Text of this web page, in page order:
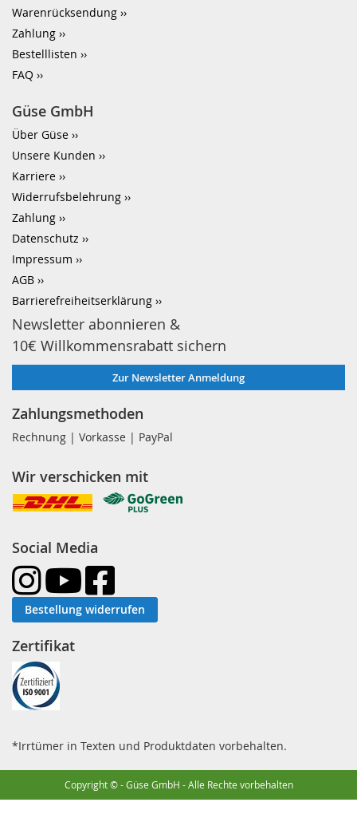
Warenrücksendung
Zahlung
Bestelllisten
FAQ
Güse GmbH
Über Güse
Unsere Kunden
Karriere
Widerrufsbelehrung
Zahlung
Datenschutz
Impressum
AGB
Barrierefreiheitserklärung
Newsletter abonnieren &
10€ Willkommensrabatt sichern
Zur Newsletter Anmeldung
Zahlungsmethoden
Rechnung | Vorkasse | PayPal
Wir verschicken mit
Social Media
Bestellung widerrufen
Zertifikat
*Irrtümer in Texten und Produktdaten vorbehalten.
Copyright © - Güse GmbH - Alle Rechte vorbehalten